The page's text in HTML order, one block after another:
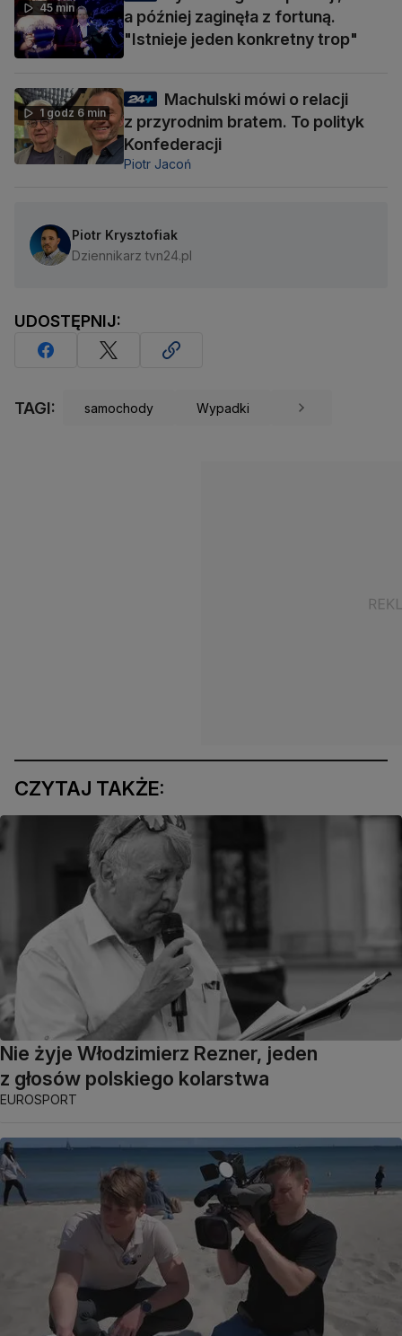
45 min
a później zaginęła z fortuną.
"Istnieje jeden konkretny trop"
1 godz 6 min
Machulski mówi o relacji
z przyrodnim bratem. To polityk
Konfederacji
Piotr Jacoń
Piotr Krysztofiak
Dziennikarz tvn24.pl
UDOSTĘPNIJ:
TAGI: samochody Wypadki
CZYTAJ TAKŻE:
Nie żyje Włodzimierz Rezner, jeden
z głosów polskiego kolarstwa
EUROSPORT